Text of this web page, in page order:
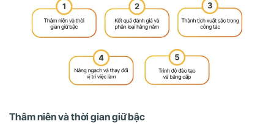
Thâm niên và thời gian giữ bậc